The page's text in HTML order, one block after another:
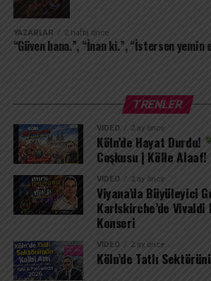
içimden uğurlamak, kendimi tamamen
demektir; ben seni sakladıkça varım.
YAZARLAR 2 hafta önce
“Güven bana.”, “İnan ki.”, “İstersen yemin
TRENLER
VIDEO 2 ay önce
Köln’de Hayat Durdu!
Coşkusu | Kölle Alaaf!
VIDEO 2 ay önce
Viyana’da Büyüleyici
Karlskirche’de Vivaldi
Konseri
VIDEO 2 ay önce
Köln’de Tatlı